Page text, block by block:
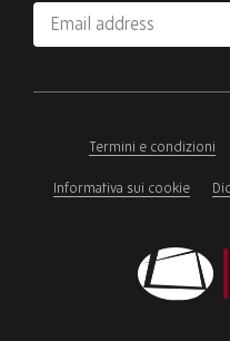
Email
address
ignore
Termini e condizioni
Informativa sui cookie